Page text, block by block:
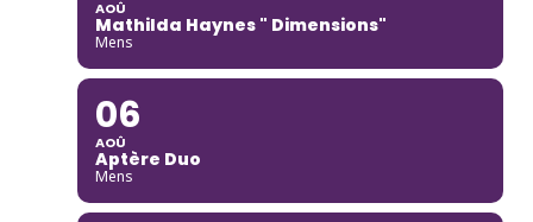
AOÛ
Mathilda Haynes " Dimensions"
Mens
06
AOÛ
Aptère Duo
Mens